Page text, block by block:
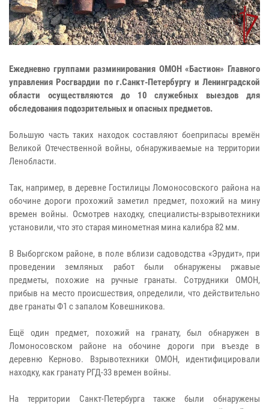
Ежедневно группами разминирования ОМОН «Бастион» Главного
управления Росгвардии по г.Санкт-Петербургу и Ленинградской
области осуществляются до 10 служебных выездов для
обследования подозрительных и опасных предметов.
Большую часть таких находок составляют боеприпасы времён
Великой Отечественной войны, обнаруживаемые на территории
Ленобласти.
Так, например, в деревне Гостилицы Ломоносовского района на
обочине дороги прохожий заметил предмет, похожий на мину
времен войны. Осмотрев находку, специалисты-взрывотехники
установили, что это старая минометная мина калибра 82 мм.
В Выборгском районе, в поле вблизи садоводства «Эрудит», при
проведении земляных работ были обнаружены ржавые
предметы, похожие на ручные гранаты. Сотрудники ОМОН,
прибыв на место происшествия, определили, что действительно
две гранаты Ф1 с запалом Ковешникова.
Ещё один предмет, похожий на гранату, был обнаружен в
Ломоносовском районе на обочине дороги при въезде в
деревню Керново. Взрывотехники ОМОН, идентифицировали
находку, как гранату РГД-33 времен войны.
На территории Санкт-Петербурга также были обнаружены